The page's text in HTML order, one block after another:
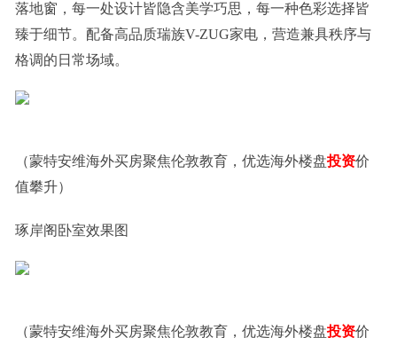
落地窗，每一处设计皆隐含美学巧思，每一种色彩选择皆
臻于细节。配备高品质瑞族V-ZUG家电，营造兼具秩序与
格调的日常场域。
（蒙特安维海外买房聚焦伦敦教育，优选海外楼盘投资价
值攀升）
琢岸阁卧室效果图
（蒙特安维海外买房聚焦伦敦教育，优选海外楼盘投资价